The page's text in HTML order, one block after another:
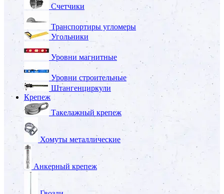
Счетчики
Транспортиры угломеры
Угольники
Уровни магнитные
Уровни строительные
Штангенциркули
Крепеж
Такелажный крепеж
Хомуты металлические
Анкерный крепеж